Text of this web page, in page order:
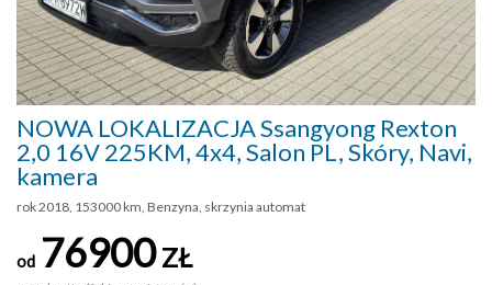
NOWA LOKALIZACJA Ssangyong Rexton
2,0 16V 225KM, 4x4, Salon PL, Skóry, Navi,
kamera
rok 2018, 153000 km, Benzyna, skrzynia automat
od 76900ZŁ